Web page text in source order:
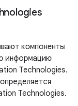
компоненты
информацию
Technologies.
Technologies.